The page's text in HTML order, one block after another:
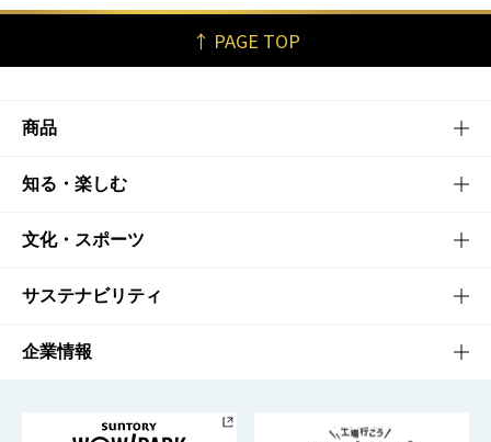
↑ PAGE TOP
商品
商品TOP
商品一覧
商品発売情報
栄養成分一覧
知る・楽しむ
知る・楽しむTOP
キャンペーン
工場見学
文化・スポーツ
文化・スポーツTOP
サントリーホール
サステナビリティ
サステナビリティTOP
企業情報